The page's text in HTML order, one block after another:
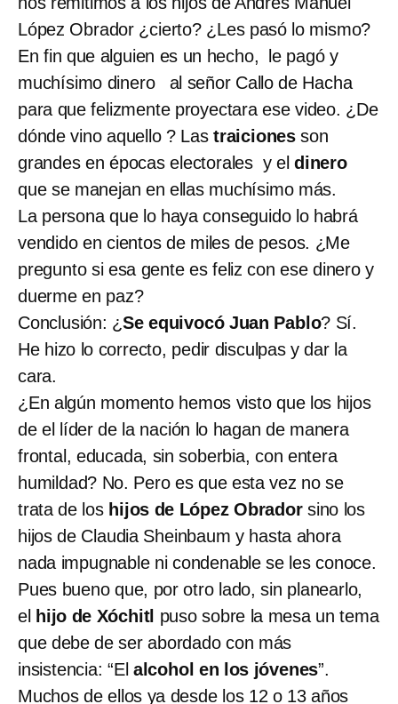
López Obrador ¿cierto? ¿Les pasó lo mismo?
En fin que alguien es un hecho, le pagó y
muchísimo dinero al señor Callo de Hacha
para que felizmente proyectara ese video. ¿De
dónde vino aquello ? Lastraiciones son
grandes en épocas electorales y el dinero
que se manejan en ellas muchísimo más.
La persona que lo haya conseguido lo habrá
vendido en cientos de miles de pesos. ¿Me
pregunto si esa gente es feliz con ese dinero y
duerme en paz?
Conclusión: ¿Se equivocó Juan Pablo? Sí.
He hizo lo correcto, pedir disculpas y dar la
cara.
¿En algún momento hemos visto que los hijos
de el líder de la nación lo hagan de manera
frontal, educada, sin soberbia, con entera
humildad? No. Pero es que esta vez no se
trata de los hijos de López Obradorsino los
hijos de Claudia Sheinbaum y hasta ahora
nada impugnable ni condenable se les conoce.
Pues bueno que, por otro lado, sin planearlo,
el hijo de Xóchitl puso sobre la mesa un tema
que debe de ser abordado con más
insistencia: “El alcohol en los jóvenes”.
Muchos de ellos ya desde los 12 o 13 años